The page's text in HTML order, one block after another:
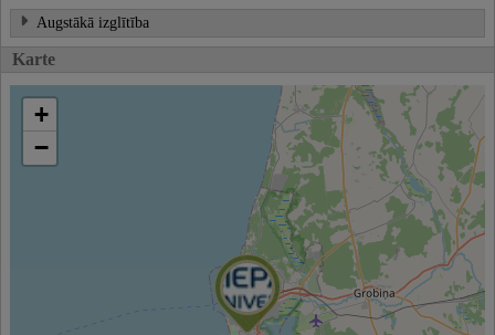
Augstākā izglītība
Karte
+
−